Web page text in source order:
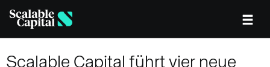
Scalable Capital führt vier neue